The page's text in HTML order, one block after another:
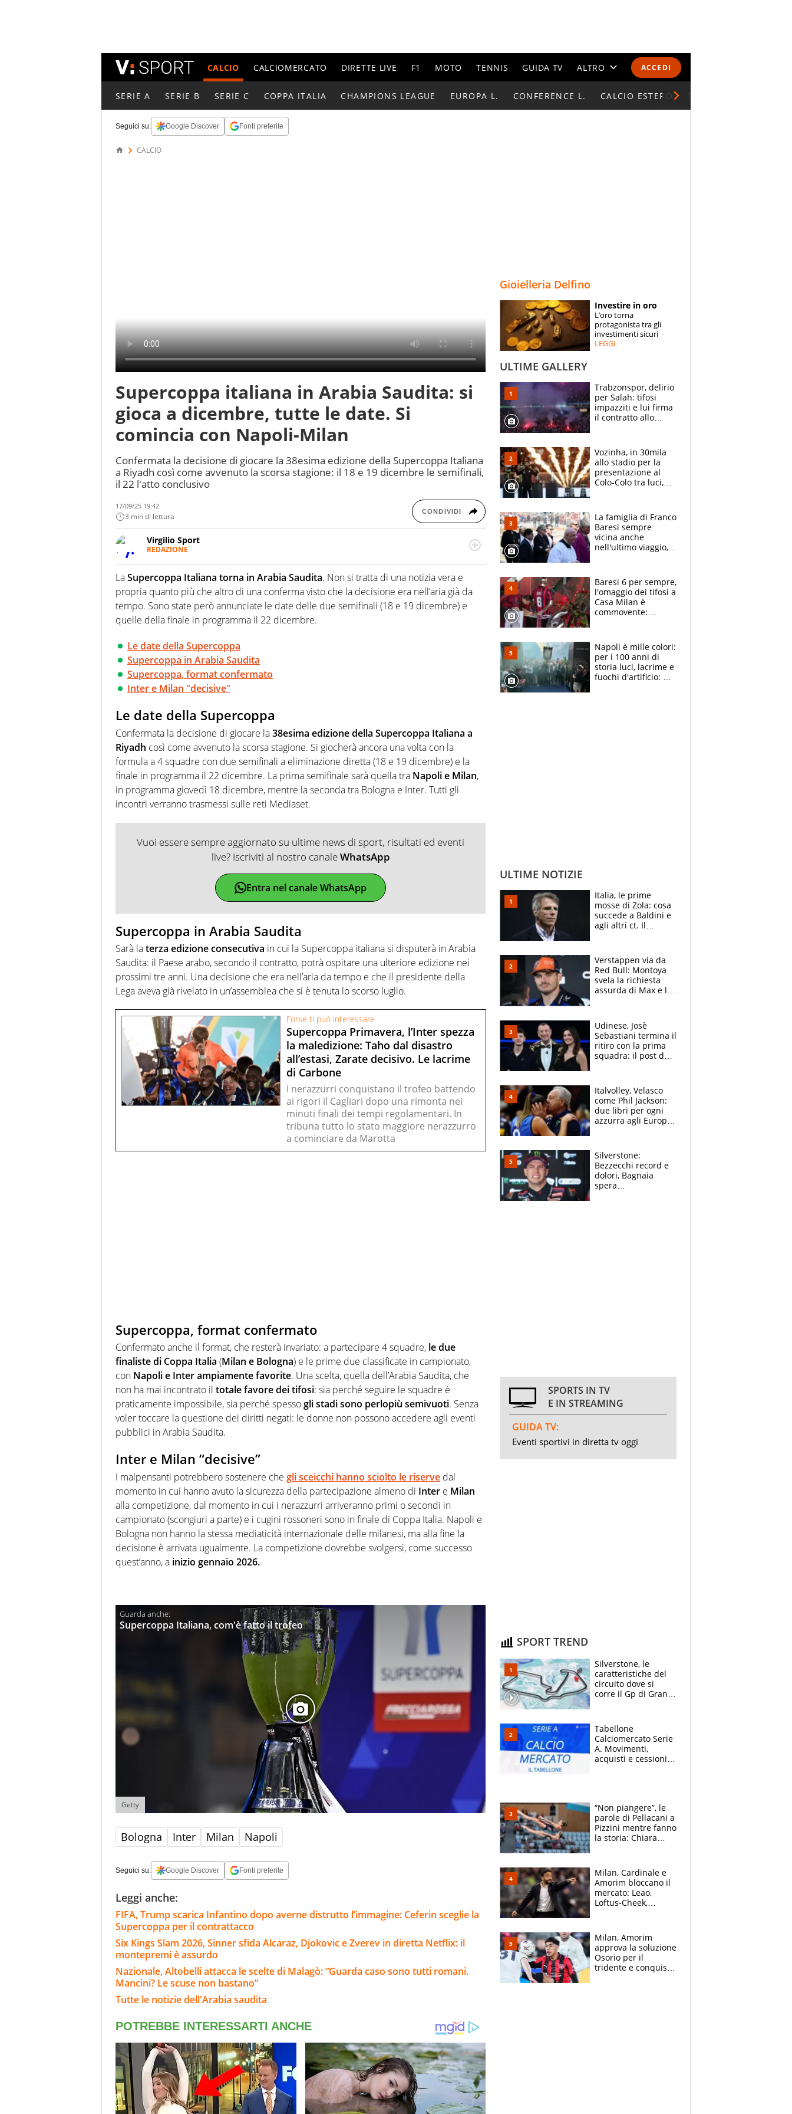
ACCEDI
CALCIO CALCIOMERCATO DIRETTE LIVE F1 MOTO TENNIS GUIDA TV ALTRO
CALENDARI E CLASSIFICHE
ESPERTI
CONTATTI
SERIE A SERIE B SERIE C COPPA ITALIA CHAMPIONS LEAGUE EUROPA L. CONFERENCE L. CALCIO ESTERO
Seguici su: Google Discover Fonti preferite
CALCIO
Supercoppa italiana in Arabia Saudita: si
gioca a dicembre, tutte le date. Si
comincia con Napoli-Milan
Confermata la decisione di giocare la 38esima edizione della Supercoppa Italiana
a Riyadh così come avvenuto la scorsa stagione: il 18 e 19 dicembre le semifinali,
il 22 l'atto conclusivo
17/09/25 19:42
3 min di lettura CONDIVIDI
Virgilio Sport
REDAZIONE
sport. Calcio, calciomercato, F1, Motomondiale ma anche tennis, volley, basket: su
Virgilio Sport i tifosi e gli appassionati sanno che troveranno sempre copertura
completa e zero faziosità. La squadra di Virgilio Sport è formata da giornalisti ed
esperti di sport abili sia nel gioco di rimessa quando intercettano le notizie e le
rilanciano verso la rete, sia nella costruzione dal basso quando creano contenuti
100% originali ed esclusivi.
LaSupercoppa Italiana torna in Arabia Saudita. Non si tratta di una notizia vera e
propria quanto più che altro di una conferma visto che la decisione era nell’aria già da
tempo. Sono state però annunciate le date delle due semifinali (18 e 19 dicembre) e
quelle della finale in programma il 22 dicembre.
Le date della Supercoppa
Supercoppa in Arabia Saudita
Supercoppa, format confermato
Inter e Milan "decisive"
Le date della Supercoppa
Confermata la decisione di giocare la38esima edizione della Supercoppa Italiana a
Riyadh così come avvenuto la scorsa stagione. Si giocherà ancora una volta con la
formula a 4 squadre con due semifinali a eliminazione diretta (18 e 19 dicembre) e la
finale in programma il 22 dicembre. La prima semifinale sarà quella tra Napoli e Milan,
in programma giovedì 18 dicembre, mentre la seconda tra Bologna e Inter. Tutti gli
incontri verranno trasmessi sulle reti Mediaset.
Vuoi essere sempre aggiornato su ultime news di sport, risultati ed eventi
live? Iscriviti al nostro canaleWhatsApp
Entra nel canale WhatsApp
Supercoppa in Arabia Saudita
Sarà laterza edizione consecutiva in cui la Supercoppa italiana si disputerà in Arabia
Saudita: il Paese arabo, secondo il contratto, potrà ospitare una ulteriore edizione nei
prossimi tre anni. Una decisione che era nell’aria da tempo e che il presidente della
Lega aveva già rivelato in un’assemblea che si è tenuta lo scorso luglio.
Forse ti può interessare
Supercoppa Primavera, l’Inter spezza
la maledizione: Taho dal disastro
all’estasi, Zarate decisivo. Le lacrime
di Carbone
I nerazzurri conquistano il trofeo battendo
ai rigori il Cagliari dopo una rimonta nei
minuti finali dei tempi regolamentari. In
tribuna tutto lo stato maggiore nerazzurro
a cominciare da Marotta
Supercoppa, format confermato
Confermato anche il format, che resterà invariato: a partecipare 4 squadre, le due
finaliste di Coppa Italia (Milan e Bologna) e le prime due classificate in campionato,
con Napoli e Inter ampiamente favorite. Una scelta, quella dell’Arabia Saudita, che
non ha mai incontrato il totale favore dei tifosi: sia perché seguire le squadre è
praticamente impossibile, sia perché spessogli stadi sono perlopiù semivuoti. Senza
voler toccare la questione dei diritti negati: le donne non possono accedere agli eventi
pubblici in Arabia Saudita.
Inter e Milan “decisive”
I malpensanti potrebbero sostenere che gli sceicchi hanno sciolto le riserve dal
momento in cui hanno avuto la sicurezza della partecipazione almeno di Inter e Milan
alla competizione, dal momento in cui i nerazzurri arriveranno primi o secondi in
campionato (scongiuri a parte) e i cugini rossoneri sono in finale di Coppa Italia. Napoli e
Bologna non hanno la stessa mediaticità internazionale delle milanesi, ma alla fine la
decisione è arrivata ugualmente. La competizione dovrebbe svolgersi, come successo
quest’anno, a inizio gennaio 2026.
Supercoppa Italiana, com'è fatto il trofeo
Getty
Bologna Inter Milan Napoli
Seguici su: Google Discover Fonti preferite
Leggi anche:
FIFA, Trump scarica Infantino dopo averne distrutto l’immagine: Ceferin sceglie la
Supercoppa per il contrattacco
Six Kings Slam 2026, Sinner sfida Alcaraz, Djokovic e Zverev in diretta Netflix: il
montepremi è assurdo
Nazionale, Altobelli attacca le scelte di Malagò: “Guarda caso sono tutti romani.
Mancini? Le scuse non bastano”
Tutte le notizie dell'Arabia saudita
Gioielleria Delfino
Investire in oro
L’oro torna
protagonista tra gli
investimenti sicuri
LEGGI
ULTIME GALLERY
Trabzonspor, delirio
per Salah: tifosi
impazziti e lui firma
il contratto allo
Vozinha, in 30mila
allo stadio per la
presentazione al
Colo-Colo tra luci,
La famiglia di Franco
Baresi sempre
vicina anche
nell'ultimo viaggio,
circondati
dall'affetto dei tifosi
Baresi 6 per sempre,
l'omaggio dei tifosi a
Casa Milan è
commovente:
bigliettini
Napoli è mille colori:
per i 100 anni di
storia luci, lacrime e
fuochi d'artificio: De
ULTIME NOTIZIE
Italia, le prime
mosse di Zola: cosa
succede a Baldini e
agli altri ct. Il
azzurri
Verstappen via da
Red Bull: Montoya
svela la richiesta
assurda di Max e lo
McLaren siano
meglio?”
Udinese, Josè
Sebastiani termina il
ritiro con la prima
squadra: il post del
sfondo
Italvolley, Velasco
come Phil Jackson:
due libri per ogni
azzurra agli Europei.
Silverstone:
Bezzecchi record e
dolori, Bagnaia
spera
SPORTS IN TV
E IN STREAMING
GUIDA TV:
Eventi sportivi in diretta tv oggi
SPORT TREND
Silverstone, le
caratteristiche del
circuito dove si
corre il Gp di Gran
Tabellone
Calciomercato Serie
A. Movimenti,
acquisti e cessioni:
“Non piangere”, le
parole di Pellacani a
Pizzini mentre fanno
la storia: Chiara
Milan, Cardinale e
Amorim bloccano il
mercato: Leao,
Loftus-Cheek,
Soulè e Osorio nel
mirino
Milan, Amorim
approva la soluzione
Osorio per il
tridente e conquista